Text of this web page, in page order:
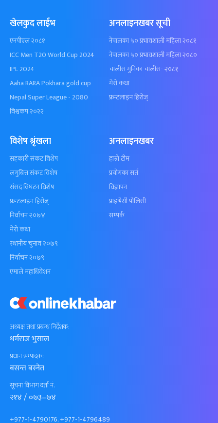
अध्यक्ष तथा प्रबन्ध निर्देशक:
धर्मराज भुसाल
प्रधान सम्पादक:
बसन्त बस्नेत
सूचना विभाग दर्ता नं.
२१४ / ०७३–७४
+977-1-4790176, +977-1-4796489
खेलकुद लाईभ
एनपीएल २०८१
ICC Men T20 World Cup 2024
IPL 2024
Aaha RARA Pokhara gold cup
Nepal Super League - 2080
विश्वकप २०२२
अनलाइनखबर सूची
नेपालका ५० प्रभावशाली महिला २०८१
नेपालका ५० प्रभावशाली महिला २०८०
चालीस मुनिका चालीस- २०८१
मेरो कथा
फ्रन्टलाइन हिरोज्
विशेष श्रृंखला
सहकारी संकट विशेष
लगुबित्त संकट विशेष
संसद विघटन विशेष
फ्रन्टलाइन हिरोज्
निर्वाचन २०७४
मेरो कथा
स्थानीय चुनाव २०७९
निर्वाचन २०७९
एमाले महाधिवेशन
अनलाइनखबर
हाम्रो टीम
प्रयोगका सर्त
विज्ञापन
प्राइभेसी पोलिसी
सम्पर्क